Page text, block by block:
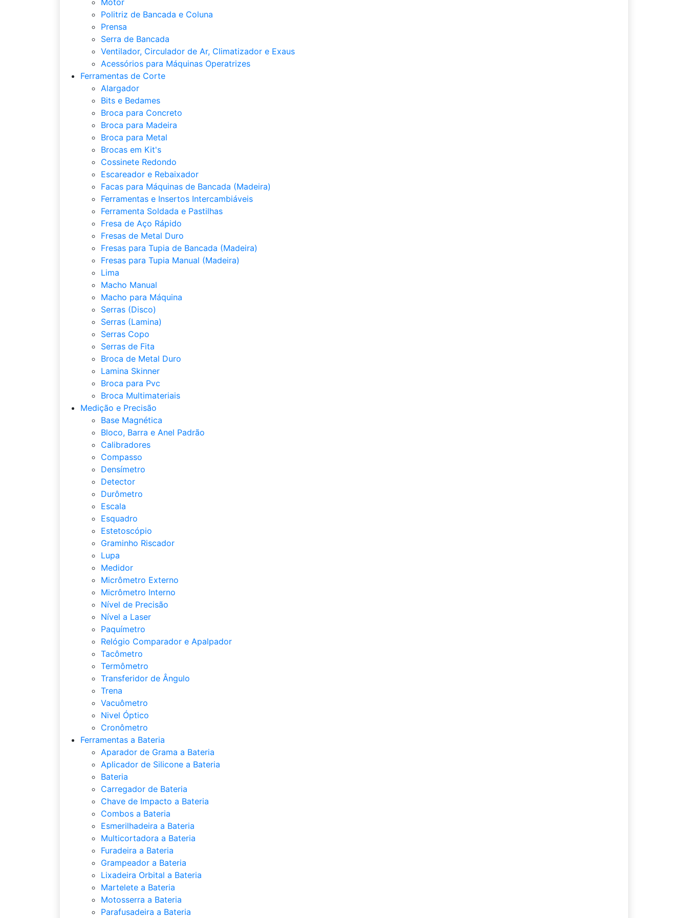
Motor
Politriz de Bancada e Coluna
Prensa
Serra de Bancada
Ventilador, Circulador de Ar, Climatizador e Exaus
Acessórios para Máquinas Operatrizes
Ferramentas de Corte
Alargador
Bits e Bedames
Broca para Concreto
Broca para Madeira
Broca para Metal
Brocas em Kit's
Cossinete Redondo
Escareador e Rebaixador
Facas para Máquinas de Bancada (Madeira)
Ferramentas e Insertos Intercambiáveis
Ferramenta Soldada e Pastilhas
Fresa de Aço Rápido
Fresas de Metal Duro
Fresas para Tupia de Bancada (Madeira)
Fresas para Tupia Manual (Madeira)
Lima
Macho Manual
Macho para Máquina
Serras (Disco)
Serras (Lamina)
Serras Copo
Serras de Fita
Broca de Metal Duro
Lamina Skinner
Broca para Pvc
Broca Multimateriais
Medição e Precisão
Base Magnética
Bloco, Barra e Anel Padrão
Calibradores
Compasso
Densímetro
Detector
Durômetro
Escala
Esquadro
Estetoscópio
Graminho Riscador
Lupa
Medidor
Micrômetro Externo
Micrômetro Interno
Nível de Precisão
Nível a Laser
Paquímetro
Relógio Comparador e Apalpador
Tacômetro
Termômetro
Transferidor de Ângulo
Trena
Vacuômetro
Nivel Óptico
Cronômetro
Ferramentas a Bateria
Aparador de Grama a Bateria
Aplicador de Silicone a Bateria
Bateria
Carregador de Bateria
Chave de Impacto a Bateria
Combos a Bateria
Esmerilhadeira a Bateria
Multicortadora a Bateria
Furadeira a Bateria
Grampeador a Bateria
Lixadeira Orbital a Bateria
Martelete a Bateria
Motosserra a Bateria
Parafusadeira a Bateria